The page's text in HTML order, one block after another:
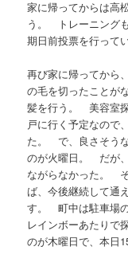
家に帰ってからは高
う。 トレーニング
期日前投票を行って
再び家に帰ってから
の毛を切ったことが
髪を行う。 美容室
戸に行く予定なので
た。 で、良さそう
のが火曜日。 だが
ながらなかった。
ば、今後継続して通
す。 町中は駐車場
レインボーあたりで
のが木曜日で、本日